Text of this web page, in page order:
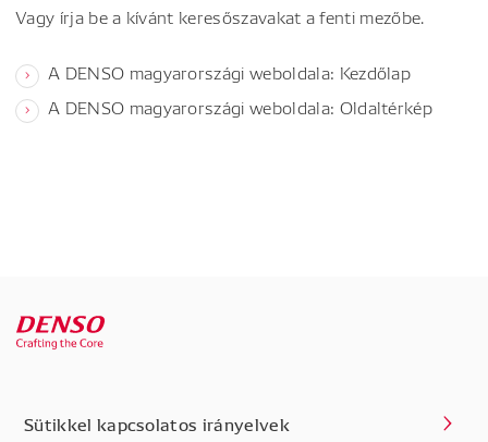
Vagy írja be a kívánt keresőszavakat a fenti mezőbe.
A DENSO magyarországi weboldala: Kezdőlap
A DENSO magyarországi weboldala: Oldaltérkép
Sütikkel kapcsolatos irányelvek